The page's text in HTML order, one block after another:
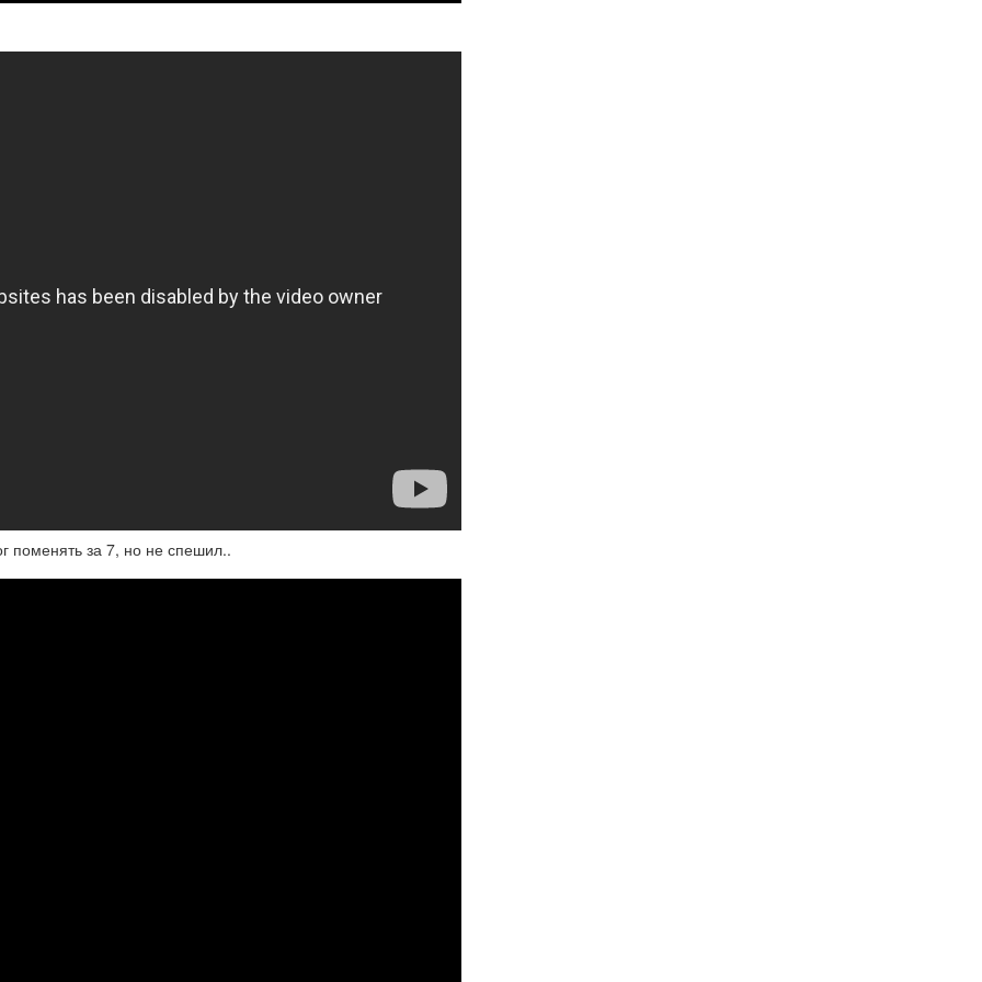
за 7, но не спешил..